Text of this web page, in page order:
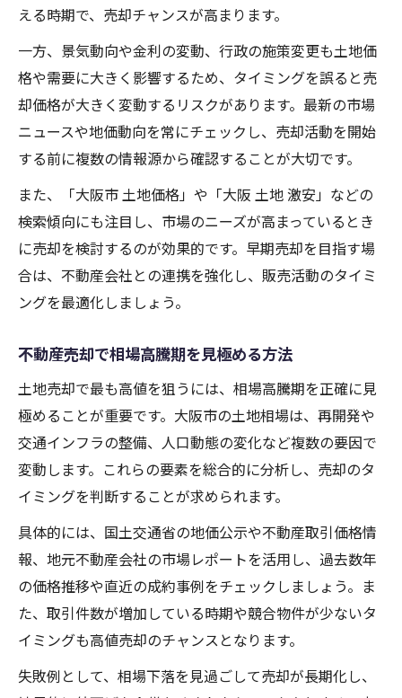
える時期で、売却チャンスが高まります。
一方、景気動向や金利の変動、行政の施策変更も土地価
格や需要に大きく影響するため、タイミングを誤ると売
却価格が大きく変動するリスクがあります。最新の市場
ニュースや地価動向を常にチェックし、売却活動を開始
する前に複数の情報源から確認することが大切です。
また、「大阪市 土地価格」や「大阪 土地 激安」などの
検索傾向にも注目し、市場のニーズが高まっているとき
に売却を検討するのが効果的です。早期売却を目指す場
合は、不動産会社との連携を強化し、販売活動のタイミ
ングを最適化しましょう。
不動産売却で相場高騰期を見極める方法
土地売却で最も高値を狙うには、相場高騰期を正確に見
極めることが重要です。大阪市の土地相場は、再開発や
交通インフラの整備、人口動態の変化など複数の要因で
変動します。これらの要素を総合的に分析し、売却のタ
イミングを判断することが求められます。
具体的には、国土交通省の地価公示や不動産取引価格情
報、地元不動産会社の市場レポートを活用し、過去数年
の価格推移や直近の成約事例をチェックしましょう。ま
た、取引件数が増加している時期や競合物件が少ないタ
イミングも高値売却のチャンスとなります。
失敗例として、相場下落を見過ごして売却が長期化し、